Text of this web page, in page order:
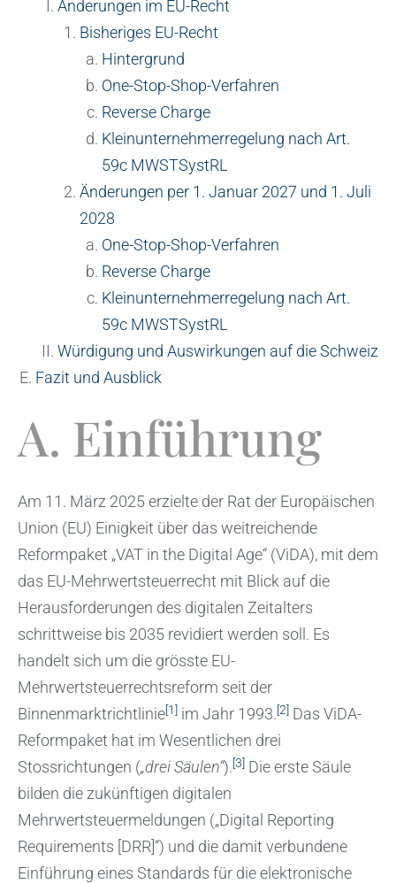
Änderungen im EU-Recht
Bisheriges EU-Recht
Hintergrund
One-Stop-Shop-Verfahren
Reverse Charge
Kleinunternehmerregelung nach Art.
59c MWSTSystRL
Änderungen per 1. Januar 2027 und 1. Juli
2028
One-Stop-Shop-Verfahren
Reverse Charge
Kleinunternehmerregelung nach Art.
59c MWSTSystRL
Würdigung und Auswirkungen auf die Schweiz
Fazit und Ausblick
A. Einführung
Am 11. März 2025 erzielte der Rat der Europäischen
Union (EU) Einigkeit über das weitreichende
Reformpaket „VAT in the Digital Age“ (ViDA), mit dem
das EU-Mehrwertsteuerrecht mit Blick auf die
Herausforderungen des digitalen Zeitalters
schrittweise bis 2035 revidiert werden soll. Es
handelt sich um die grösste EU-
Mehrwertsteuerrechtsreform seit der
Binnenmarktrichtlinie[1] im Jahr 1993.[2] Das ViDA-
Reformpaket hat im Wesentlichen drei
Stossrichtungen („drei Säulen“).[3] Die erste Säule
bilden die zukünftigen digitalen
Mehrwertsteuermeldungen („Digital Reporting
Requirements [DRR]“) und die damit verbundene
Einführung eines Standards für die elektronische